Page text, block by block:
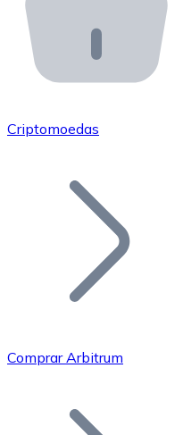
API Bitnovo
Integre nossa API no
Junte-se à nossa
Adicione o token do
Bitcoin
Criptomoedas
Comprar Arbitrum